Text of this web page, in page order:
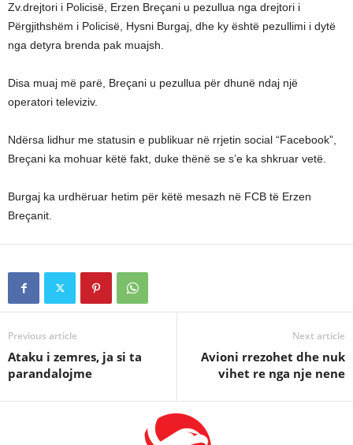
Zv.drejtori i Policisë, Erzen Breçani u pezullua nga drejtori i
Përgjithshëm i Policisë, Hysni Burgaj, dhe ky është pezullimi i dytë
nga detyra brenda pak muajsh.
Disa muaj më parë, Breçani u pezullua për dhunë ndaj një
operatori televiziv.
Ndërsa lidhur me statusin e publikuar në rrjetin social “Facebook”,
Breçani ka mohuar këtë fakt, duke thënë se s’e ka shkruar vetë.
Burgaj ka urdhëruar hetim për këtë mesazh në FCB të Erzen
Breçanit.
Previous article
Ataku i zemres, ja si ta
parandalojme
Next article
Avioni rrezohet dhe nuk
vihet re nga nje nene